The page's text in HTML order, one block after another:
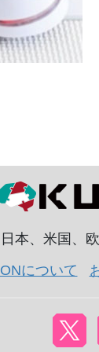
本、米国、
について